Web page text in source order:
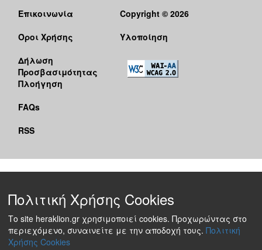
Επικοινωνία
Όροι Χρήσης
Δήλωση
Προσβασιμότητας
Πλοήγηση
FAQs
RSS
Copyright © 2026
Υλοποίηση
Πολιτική Χρήσης Cookies
Το site heraklion.gr χρησιμοποιεί cookies. Προχωρώντας στο
περιεχόμενο, συναινείτε με την αποδοχή τους. Πολιτική
Χρήσης Cookies